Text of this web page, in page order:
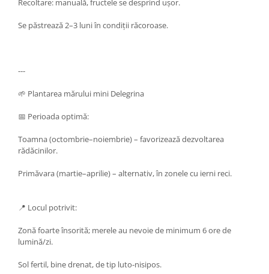
Recoltare: manuală, fructele se desprind ușor.
Se păstrează 2–3 luni în condiții răcoroase.
---
🌱 Plantarea mărului mini Delegrina
📅 Perioada optimă:
Toamna (octombrie–noiembrie) – favorizează dezvoltarea
rădăcinilor.
Primăvara (martie–aprilie) – alternativ, în zonele cu ierni reci.
📍 Locul potrivit:
Zonă foarte însorită; merele au nevoie de minimum 6 ore de
lumină/zi.
Sol fertil, bine drenat, de tip luto-nisipos.